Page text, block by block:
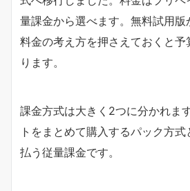
量課金から選べます。無料試用版
料金の考え方を押さえておくと予
ります。
課金方式は大きく2つに分かれま
トをまとめて購入するパック方
払う従量課金です。